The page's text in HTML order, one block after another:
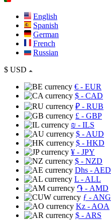
English
Spanish
German
French
Russian
$ USD
€ - EUR
$ - CAD
₽ - RUB
£ - GBP
₪ - ILS
$ - AUD
$ - HKD
¥ - JPY
$ - NZD
Dhs - AED
L - ALL
֏ - AMD
ƒ - ANG
Kz - AOA
$ - ARS